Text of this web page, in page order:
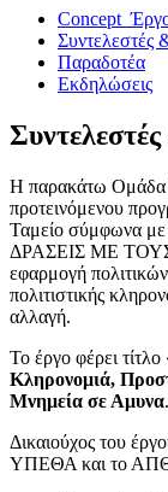
Concept
Παραδοτέα
Εκδηλώσεις
Η παρακάτω Ομάδα
προτεινόμενου
Ταμείο σύμφωνα
ΔΡΑΣΕΙΣ ΜΕ ΤΟΥΣ
εφαρμογή
πολιτιστικής
αλλαγή.
Το έργο φέρει τίτλο
Κληρονομιά,
Μνημεία σε Αμυνα.
Δικαιούχος του
ΥΠΕΘΑ και το